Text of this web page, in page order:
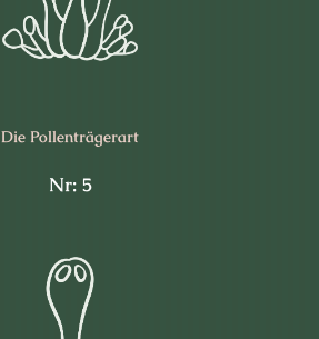
Die Pollen­trägerart
Nr: 5